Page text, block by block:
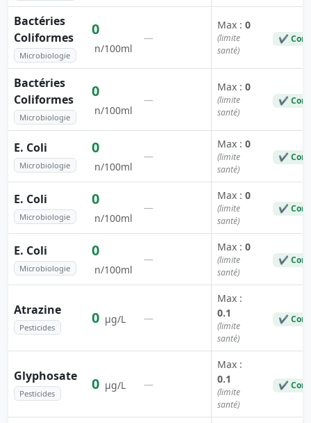
Bactéries
Coliformes
Microbiologie
0
n/100ml
—
Max : 0
(limite
santé)
✔
Bactéries
Coliformes
Microbiologie
0
n/100ml
—
Max : 0
(limite
santé)
✔
E. Coli
Microbiologie
0
n/100ml
—
Max : 0
(limite
santé)
✔
E. Coli
Microbiologie
0
n/100ml
—
Max : 0
(limite
santé)
✔
E. Coli
Microbiologie
0
n/100ml
—
Max : 0
(limite
santé)
✔
Atrazine
Pesticides
0 µg/L —
Max :
0.1
(limite
santé)
✔
Glyphosate
Pesticides
0 µg/L —
Max :
0.1
(limite
santé)
✔